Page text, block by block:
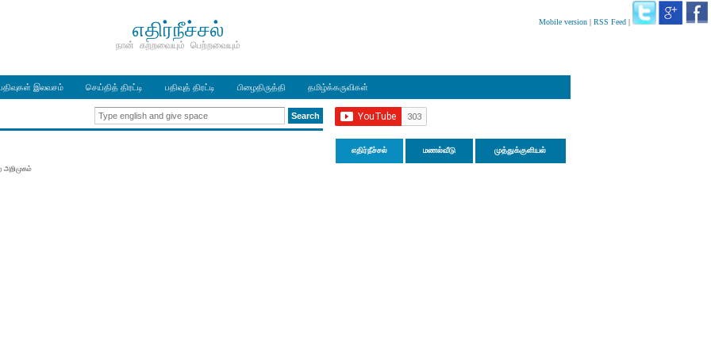
Mobile version | RSS Feed |
எதிர்நீச்சல்
நான் கற்றவையும் பெற்றவையும்
இலவசம் செய்தித் திரட்டி பதிவுத் திரட்டி பிழைதிருத்தி தமிழ்க்கருவிகள்
அறிமுகம்
எதிர்நீச்சல் மணல்வீடு முத்துக்குளியல்